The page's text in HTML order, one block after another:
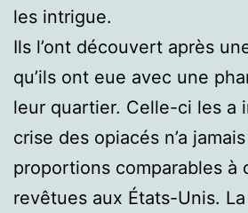
les intrigue.
Ils l’ont découvert après
qu’ils ont eue avec une
leur quartier. Celle-ci les a
crise des opiacés n’a
proportions comparables à
revêtues aux États-Unis.